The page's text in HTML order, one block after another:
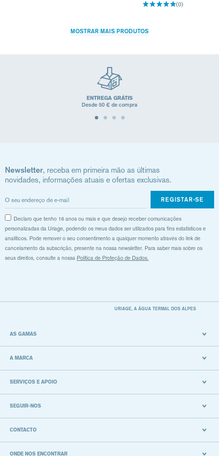
(0)
MOSTRAR MAIS PRODUTOS
ENTREGA GRÁTIS
Desde 50 € de compra
Newsletter, receba em primeira mão as últimas
novidades, informações atuais e ofertas exclusivas.
REGISTAR-SE
Declaro que tenho 16 anos ou mais e que desejo receber comunicações
personalizadas da Uriage, podendo os meus dados ser utilizados para fins estatísticos e
analíticos. Pode remover o seu consentimento a qualquer momento através do link de
cancelamento da subscrição, presente na nossa newsletter. Para saber mais sobre os
seus direitos, consulte a nossa Política de Proteção de Dados.
URIAGE, A ÁGUA TERMAL DOS ALPES
AS GAMAS
A MARCA
SERVIÇOS E APOIO
SEGUIR-NOS
CONTACTO
ONDE NOS ENCONTRAR